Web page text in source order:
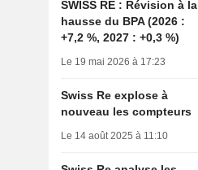
SWISS RE : Révision à la
hausse du BPA (2026 :
+7,2 %, 2027 : +0,3 %)
Le 19 mai 2026 à 17:23
Swiss Re explose à
nouveau les compteurs
Le 14 août 2025 à 11:10